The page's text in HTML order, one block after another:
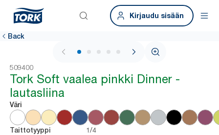
Kirjaudu sisään
Back
1 / 6
509400
Tork Soft vaalea pinkki Dinner -
lautasliina
Väri
Taittotyyppi 1/4